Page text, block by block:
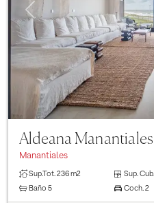
Manantiales
Sup.Tot. 236 m2 Sup. Cub.
Baño 5 Coch. 2